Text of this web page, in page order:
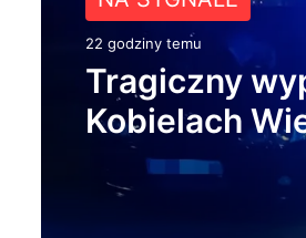
NA SYGNALE
22 godziny temu
Tragiczny
Kobielach
Z ŻYCIA MIASTA
Około 90 tys.
ogłasza